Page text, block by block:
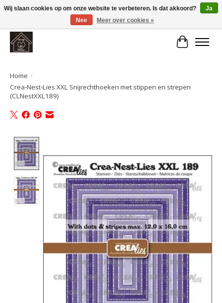
Large selection of products and fast shipping!
Home /
Crea-Nest-Lies XXL Snijrechthoeken met stippen en strepen
(CLNestXXL189)
Wij slaan cookies op om onze website te verbeteren. Is dat akkoord?
Ja
Nee
Meer over cookies »